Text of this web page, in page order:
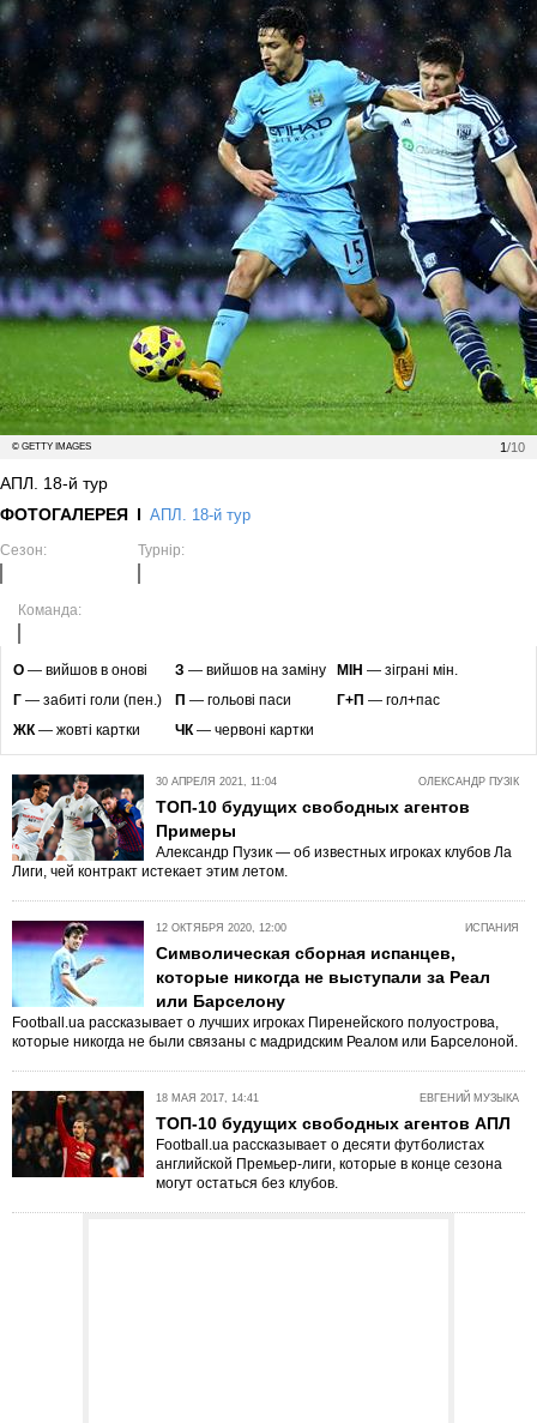
1 /10
© GETTY IMAGES
АПЛ. 18-й тур
ФОТОГАЛЕРЕЯ
АПЛ. 18-й тур
Сезон: Турнір:
Команда:
O — вийшов в онові З — вийшов на заміну МІН — зіграні мін.
Г — забиті голи (пен.) П — гольові паси Г+П — гол+пас
ЖК— жовті картки ЧК— червоні картки
ОЛЕКСАНДР ПУЗІК
30 АПРЕЛЯ 2021, 11:04
ТОП-10 будущих свободных агентов
Примеры
Александр Пузик — об известных игроках клубов Ла
Лиги, чей контракт истекает этим летом.
ИСПАНИЯ
12 ОКТЯБРЯ 2020, 12:00
Символическая сборная испанцев,
которые никогда не выступали за Реал
или Барселону
Football.ua рассказывает о лучших игроках Пиренейского полуострова,
которые никогда не были связаны с мадридским Реалом или Барселоной.
ЕВГЕНИЙ МУЗЫКА
18 МАЯ 2017, 14:41
ТОП-10 будущих свободных агентов АПЛ
Football.ua рассказывает о десяти футболистах
английской Премьер-лиги, которые в конце сезона
могут остаться без клубов.